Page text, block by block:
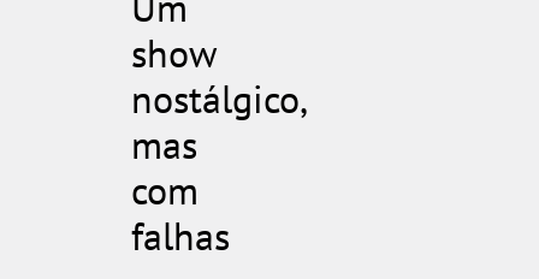
show
nostálgico,
mas
com
falhas